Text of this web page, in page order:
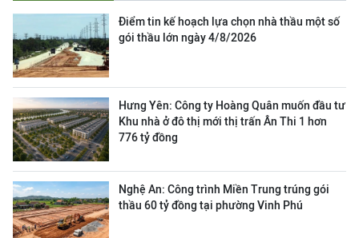
Điểm tin kế hoạch lựa chọn nhà thầu một số
gói thầu lớn ngày 4/8/2026
Hưng Yên: Công ty Hoàng Quân muốn đầu tư
Khu nhà ở đô thị mới thị trấn Ân Thi 1 hơn
776 tỷ đồng
Nghệ An: Công trình Miền Trung trúng gói
thầu 60 tỷ đồng tại phường Vinh Phú